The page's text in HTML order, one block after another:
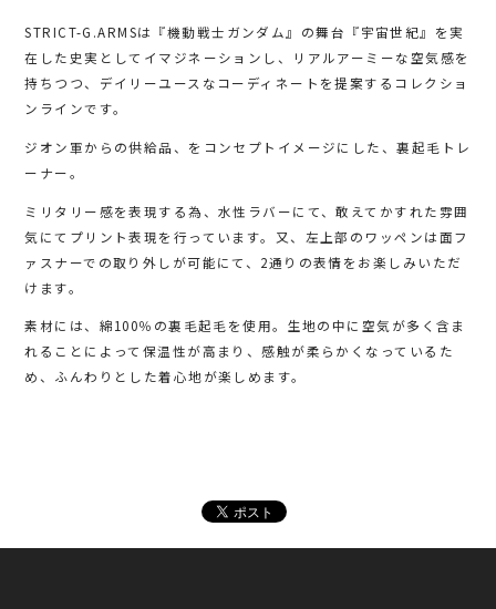
STRICT-G.ARMSは『機動戦士ガンダム』の舞台『宇宙世紀』を実
在した史実としてイマジネーションし、リアルアーミーな空気感を
持ちつつ、デイリーユースなコーディネートを提案するコレクショ
ンラインです。
ジオン軍からの供給品、をコンセプトイメージにした、裏起毛トレ
ーナー。
ミリタリー感を表現する為、水性ラバーにて、敢えてかすれた雰囲
気にてプリント表現を行っています。又、左上部のワッペンは面フ
ァスナーでの取り外しが可能にて、2通りの表情をお楽しみいただ
けます。
素材には、綿100％の裏毛起毛を使用。生地の中に空気が多く含ま
れることによって保温性が高まり、感触が柔らかくなっているた
め、ふんわりとした着心地が楽しめます。